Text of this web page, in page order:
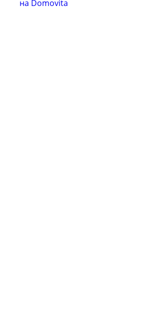
на Domovita